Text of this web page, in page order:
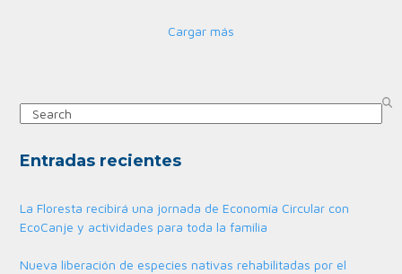
Cargar más
Search
Entradas recientes
La Floresta recibirá una jornada de Economía Circular con
EcoCanje y actividades para toda la familia
Nueva liberación de especies nativas rehabilitadas por el